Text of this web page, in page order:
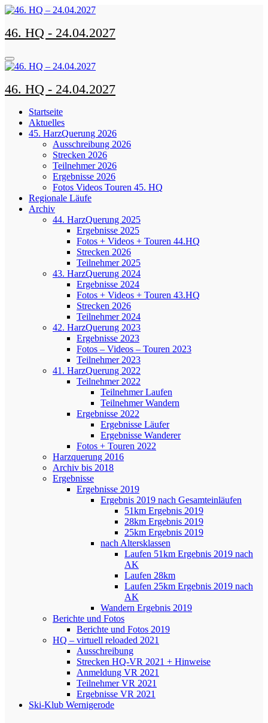
Zum
springen
46. HQ - 24.04.2027
46. HQ - 24.04.2027
Startseite
Aktuelles
45. HarzQuerung 2026
Ausschreibung 2026
Strecken 2026
Teilnehmer 2026
Ergebnisse 2026
Fotos Videos Touren 45. HQ
Regionale Läufe
Archiv
44. HarzQuerung 2025
Ergebnisse 2025
Fotos + Videos + Touren 44.HQ
Strecken 2026
Teilnehmer 2025
43. HarzQuerung 2024
Ergebnisse 2024
Fotos + Videos + Touren 43.HQ
Strecken 2026
Teilnehmer 2024
42. HarzQuerung 2023
Ergebnisse 2023
Fotos – Videos – Touren 2023
Teilnehmer 2023
41. HarzQuerung 2022
Teilnehmer 2022
Teilnehmer Laufen
Teilnehmer Wandern
Ergebnisse 2022
Ergebnisse Läufer
Ergebnisse Wanderer
Fotos + Touren 2022
Harzquerung 2016
Archiv bis 2018
Ergebnisse
Ergebnisse 2019
Ergebnis 2019 nach Gesamteinläufen
51km Ergebnis 2019
28km Ergebnis 2019
25km Ergebnis 2019
nach Altersklassen
Laufen 51km Ergebnis 2019 nach
AK
Laufen 28km
Laufen 25km Ergebnis 2019 nach
AK
Wandern Ergebnis 2019
Berichte und Fotos
Berichte und Fotos 2019
HQ – virtuell reloaded 2021
Ausschreibung
Strecken HQ-VR 2021 + Hinweise
Anmeldung VR 2021
Teilnehmer VR 2021
Ergebnisse VR 2021
Ski-Klub Wernigerode